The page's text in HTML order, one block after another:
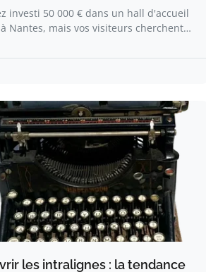
investi 50 000 € dans un hall d'accueil
Nantes, mais vos visiteurs cherchent…
les intralignes : la tendance